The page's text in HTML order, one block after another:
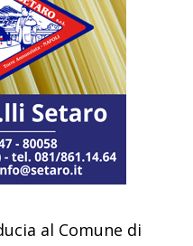
al Comune di